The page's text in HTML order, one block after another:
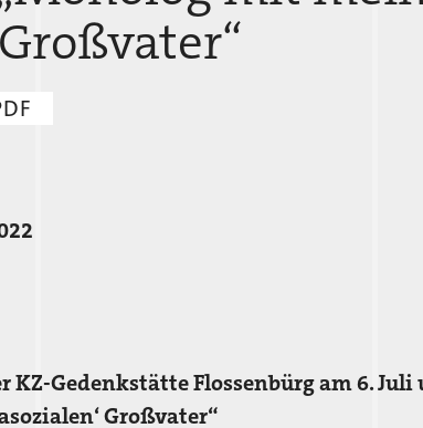
Gedenkstätte Flossenbürg am 6. Juli
Großvater“